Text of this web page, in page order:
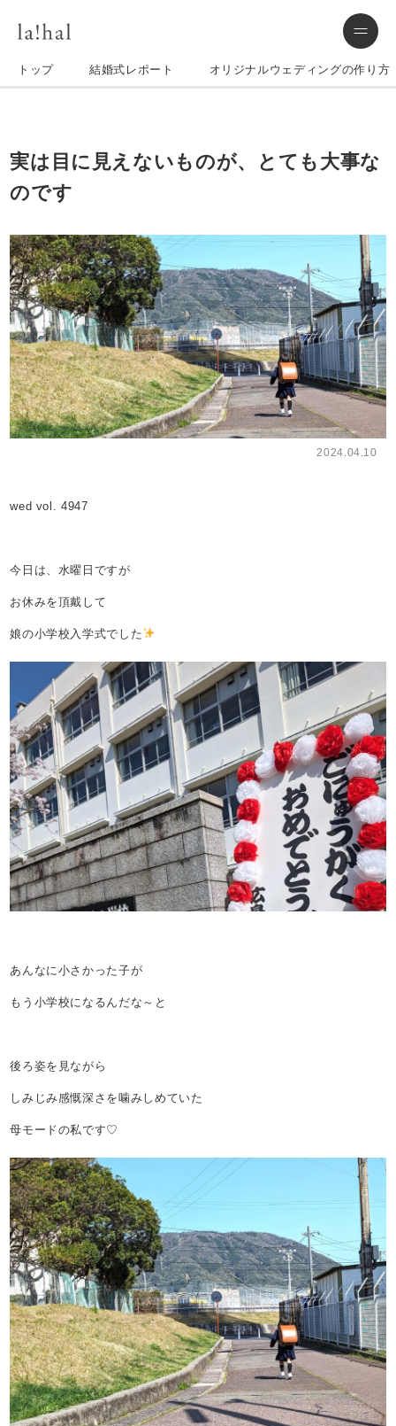
トップ 結婚式レポート オリジナルウェディングの作り方
実は目に見えないものが、とても大事な
のです
2024.04.10
wed vol. 4947
今日は、水曜日ですが
お休みを頂戴して
娘の小学校入学式でした
あんなに小さかった子が
もう小学校になるんだな～と
後ろ姿を見ながら
しみじみ感慨深さを噛みしめていた
母モードの私です♡